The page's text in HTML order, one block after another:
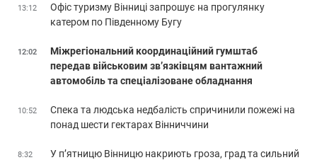
13:12
Офіс туризму Вінниці запрошує на прогулянку
катером по Південному Бугу
12:02
Міжрегіональний координаційний гумштаб
передав військовим зв’язківцям вантажний
автомобіль та спеціалізоване обладнання
10:52
Спека та людська недбалість спричинили пожежі на
понад шести гектарах Вінниччини
8:32
У п’ятницю Вінницю накриють гроза, град та сильний